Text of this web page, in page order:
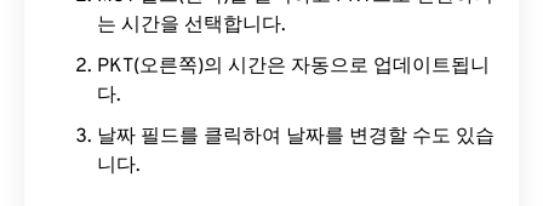
는 시간을 선택합니다.
PKT(오른쪽)의 시간은 자동으로 업데이트됩니
다.
날짜 필드를 클릭하여 날짜를 변경할 수도 있습
니다.